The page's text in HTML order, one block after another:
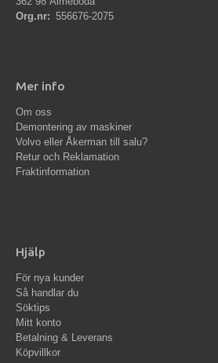
Org.nr: 556676-2075
Mer info
Om oss
Demontering av maskiner
Volvo eller Åkerman till salu?
Retur och Reklamation
Fraktinformation
Hjälp
För nya kunder
Så handlar du
Söktips
Mitt konto
Betalning & Leverans
Köpvillkor